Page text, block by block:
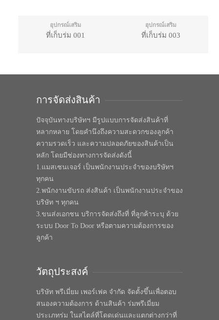
อุปกรณ์เสริม
ที่เก็บร่ม 001
อุปกรณ์เสริม
ที่เก็บร่ม 003
การจัดส่งสินค้า
ปัจจุบันทางบริษัทฯ มีรูปแบบการจัดส่งสินค้าที่
หลากหลาย โดยคำนึงถึงความสะดวกของลูกค้า
ความรวดเร็ว และความปลอดภัยของสินค้าเป็น
หลัก โดยมีช่องทางการจัดส่งดังนี้
1.แมสเซนเจอร์ เป็นพนักงานประจำของบริษัทฯ
ทุกคน
2.พนักงานขับรถ ส่งสินค้า เป็นพนักงานประจำของ
บริษัท ฯ ทุกคน
3.ขนส่งเอกชน บริการจัดส่งถึงที่ ที่ลูกค้าระบุ ด้วย
ระบบ Door To Door หรือตามความต้องการของ
ลูกค้า
วัตถุประสงค์
บริษัท พรีเมี่ยม เพอร์เฟค จำกัด จัดตั้งขึ้นเพื่อตอบ
สนองความต้องการ ด้านสินค้า ร่มพรีเมี่ยม
ประเภทร่ม ในสไตล์ที่โดดเด่นและแตกต่างกว่าที่